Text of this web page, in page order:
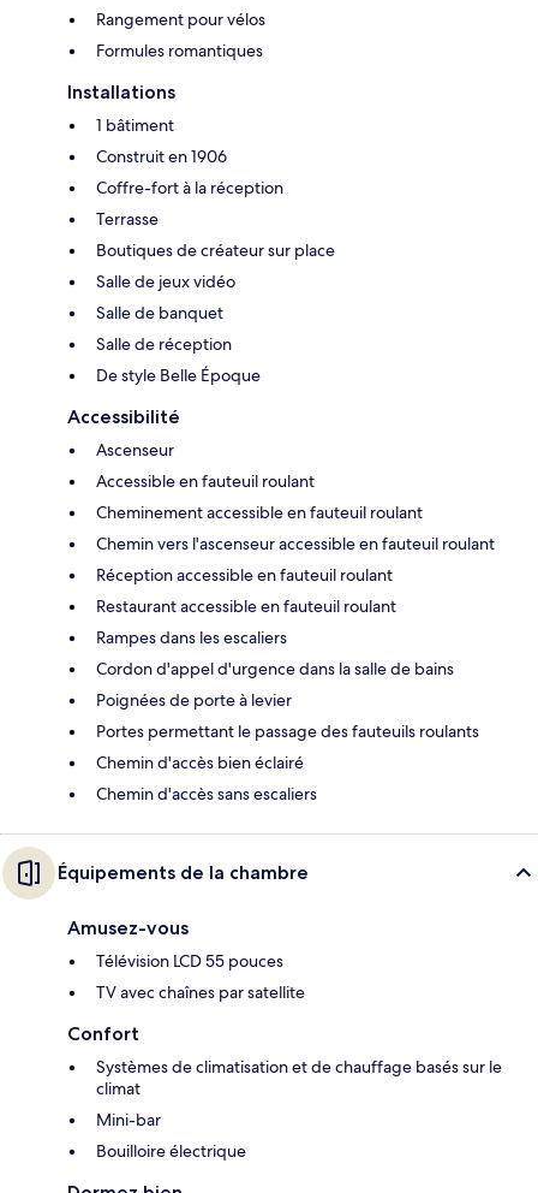
Rangement pour vélos
Formules romantiques
Installations
1 bâtiment
Construit en 1906
Coffre-fort à la réception
Terrasse
Boutiques de créateur sur place
Salle de jeux vidéo
Salle de banquet
Salle de réception
De style Belle Époque
Accessibilité
Ascenseur
Accessible en fauteuil roulant
Cheminement accessible en fauteuil roulant
Chemin vers l'ascenseur accessible en fauteuil roulant
Réception accessible en fauteuil roulant
Restaurant accessible en fauteuil roulant
Rampes dans les escaliers
Cordon d'appel d'urgence dans la salle de bains
Poignées de porte à levier
Portes permettant le passage des fauteuils roulants
Chemin d'accès bien éclairé
Chemin d'accès sans escaliers
Équipements de la chambre
Amusez-vous
Télévision LCD 55 pouces
TV avec chaînes par satellite
Confort
Systèmes de climatisation et de chauffage basés sur le
climat
Mini-bar
Bouilloire électrique